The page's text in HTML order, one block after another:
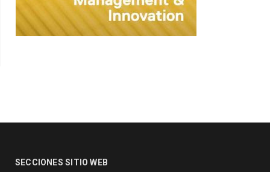
SECCIONES SITIO WEB